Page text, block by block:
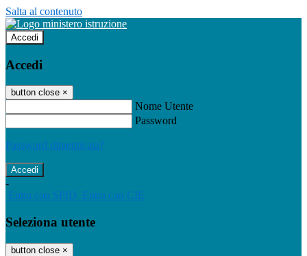
Salta al contenuto
Accedi
Accedi
button close ×
Nome Utente
Password
Password dimenticata?
-
Entra con SPID Entra con CIE
Seleziona utente
button close ×